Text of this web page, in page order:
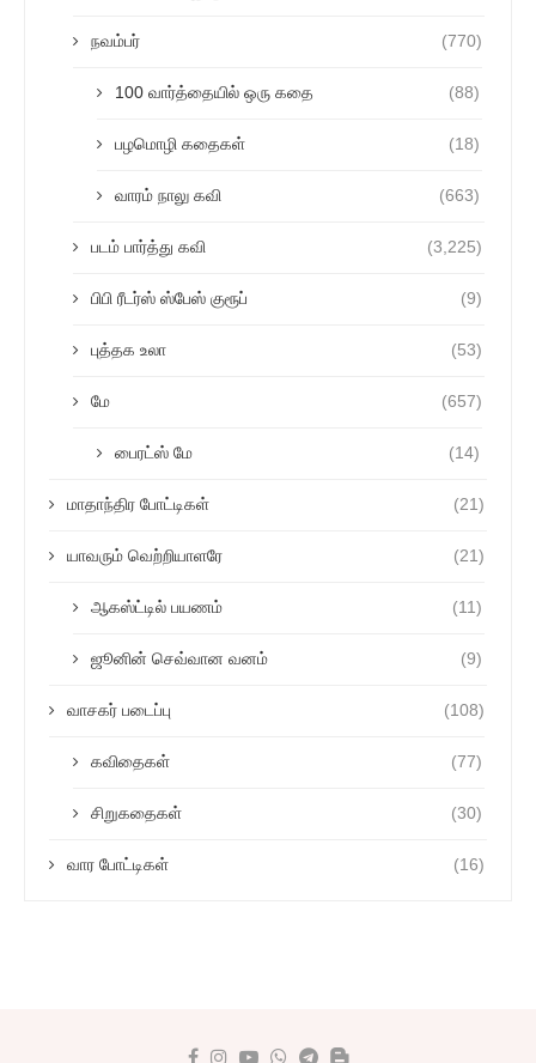
நவம்பர் (770)
100 வார்த்தையில் ஒரு கதை (88)
பழமொழி கதைகள் (18)
வாரம் நாலு கவி (663)
படம் பார்த்து கவி (3,225)
பிபி ரீடர்ஸ் ஸ்பேஸ் குரூப் (9)
புத்தக உலா (53)
மே (657)
பைரட்ஸ் மே (14)
மாதாந்திர போட்டிகள் (21)
யாவரும் வெற்றியாளரே (21)
ஆகஸ்ட்டில் பயணம் (11)
ஜூனின் செவ்வான வனம் (9)
வாசகர் படைப்பு (108)
கவிதைகள் (77)
சிறுகதைகள் (30)
வார போட்டிகள் (16)